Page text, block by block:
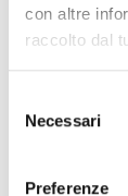
con altre
raccolto dal
delNecessari
Preferenze